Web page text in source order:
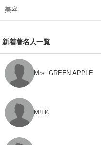
美容
新着著名人一覧
Mrs. GREEN APPLE
M!LK